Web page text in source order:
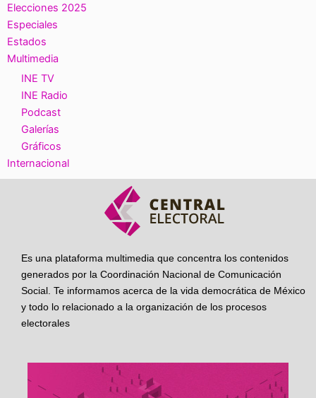
Elecciones 2025
Especiales
Estados
Multimedia
INE TV
INE Radio
Podcast
Galerías
Gráficos
Internacional
Es una plataforma multimedia que concentra los contenidos
generados por la Coordinación Nacional de Comunicación
Social. Te informamos acerca de la vida democrática de México
y todo lo relacionado a la organización de los procesos
electorales